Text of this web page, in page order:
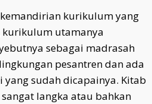
kurikulum yang
kurikulum utamanya
sebagai madrasah
pesantren dan ada
yang sudah dicapainya. Kitab
langka atau bahkan